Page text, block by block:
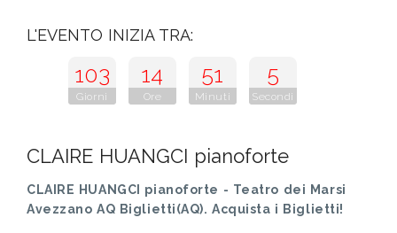
L'EVENTO INIZIA TRA:
103
Giorni
14
Ore
51
Minuti
4
Secondi
CLAIRE HUANGCI pianoforte
CLAIRE HUANGCI pianoforte - Teatro dei Marsi
Avezzano AQ Biglietti(AQ). Acquista i Biglietti!